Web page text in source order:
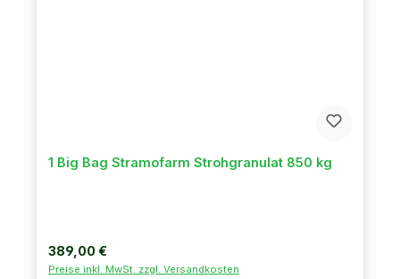
1 Big Bag Stramofarm Strohgranulat 850 kg
Regulärer Preis:
389,00 €
Preise inkl. MwSt. zzgl. Versandkosten